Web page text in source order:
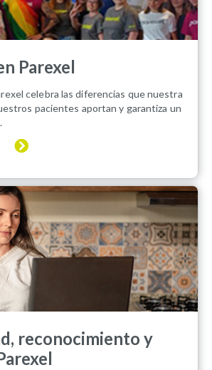
Parexel
celebra las diferencias que nuestra
pacientes aportan y garantiza un
reconocimiento y